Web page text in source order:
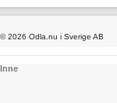
© 2026 Odla.nu i Sverige AB
Inne